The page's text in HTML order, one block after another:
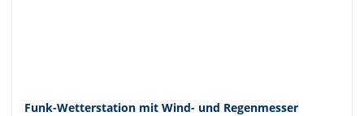
Funk-Wetterstation mit Wind- und Regenmesser